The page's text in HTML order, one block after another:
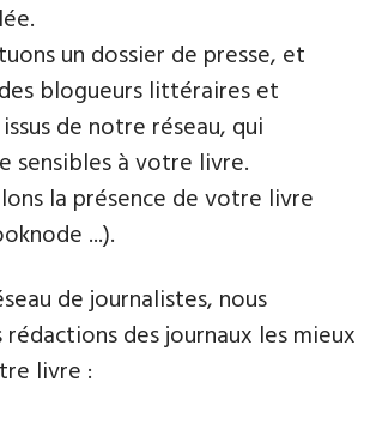
un dossier de presse, et
blogueurs littéraires et
de notre réseau, qui
sensibles à votre livre.
la présence de votre livre
...).
de journalistes, nous
des journaux les mieux
livre :